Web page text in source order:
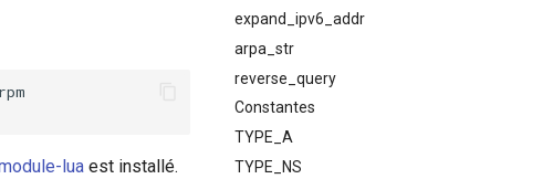
expand_ipv6_addr
arpa_str
reverse_query
Constantes
TYPE_A
TYPE_NS
lua est installé.